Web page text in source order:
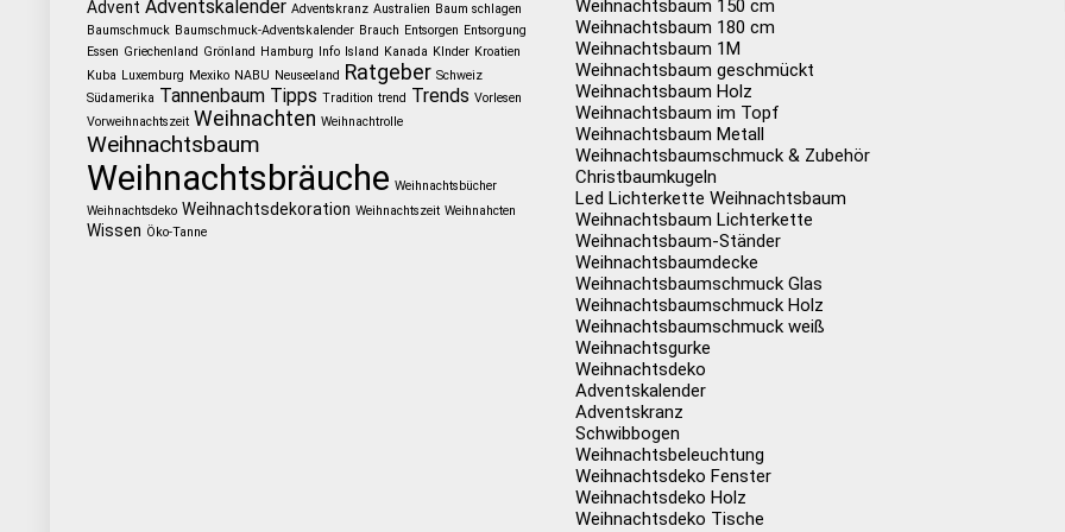
Advent Adventskalender Adventskranz Australien Baum schlagen
Baumschmuck Baumschmuck-Adventskalender Brauch Entsorgen Entsorgung
Essen Griechenland Grönland Hamburg Info Island Kanada KInder Kroatien
Kuba Luxemburg Mexiko NABU Neuseeland Ratgeber Schweiz
Südamerika Tannenbaum Tipps Tradition trend Trends Vorlesen
Vorweihnachtszeit Weihnachten Weihnachtrolle
Weihnachtsbaum
Weihnachtsbräuche Weihnachtsbücher
Weihnachtsdeko Weihnachtsdekoration Weihnachtszeit Weihnahcten
Wissen Öko-Tanne
Weihnachtsbaum 150 cm
Weihnachtsbaum 180 cm
Weihnachtsbaum 1M
Weihnachtsbaum geschmückt
Weihnachtsbaum Holz
Weihnachtsbaum im Topf
Weihnachtsbaum Metall
Weihnachtsbaumschmuck & Zubehör
Christbaumkugeln
Led Lichterkette Weihnachtsbaum
Weihnachtsbaum Lichterkette
Weihnachtsbaum-Ständer
Weihnachtsbaumdecke
Weihnachtsbaumschmuck Glas
Weihnachtsbaumschmuck Holz
Weihnachtsbaumschmuck weiß
Weihnachtsgurke
Weihnachtsdeko
Adventskalender
Adventskranz
Schwibbogen
Weihnachtsbeleuchtung
Weihnachtsdeko Fenster
Weihnachtsdeko Holz
Weihnachtsdeko Tische